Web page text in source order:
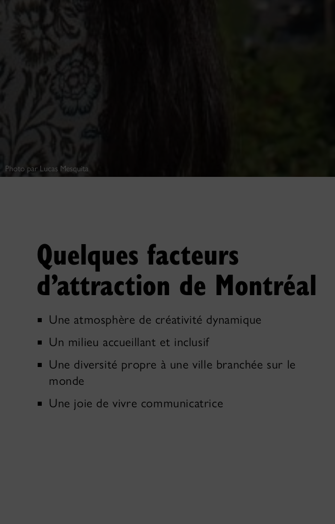
Photo par Lucas Mesquita
Quelques facteurs
d’attraction de Montréal
Une atmosphère de créativité dynamique
Un milieu accueillant et inclusif
Une diversité propre à une ville branchée sur le
monde
Une joie de vivre communicatrice